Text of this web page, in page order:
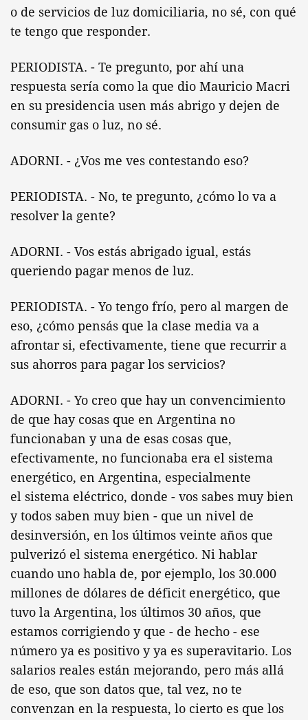
o de servicios de luz domiciliaria, no sé, con qué
te tengo que responder.
PERIODISTA. - Te pregunto, por ahí una
respuesta sería como la que dio Mauricio Macri
en su presidencia usen más abrigo y dejen de
consumir gas o luz, no sé.
ADORNI. - ¿Vos me ves contestando eso?
PERIODISTA. - No, te pregunto, ¿cómo lo va a
resolver la gente?
ADORNI. - Vos estás abrigado igual, estás
queriendo pagar menos de luz.
PERIODISTA. - Yo tengo frío, pero al margen de
eso, ¿cómo pensás que la clase media va a
afrontar si, efectivamente, tiene que recurrir a
sus ahorros para pagar los servicios?
ADORNI. - Yo creo que hay un convencimiento
de que hay cosas que en Argentina no
funcionaban y una de esas cosas que,
efectivamente, no funcionaba era el sistema
energético, en Argentina, especialmente
el sistema eléctrico, donde - vos sabes muy bien
y todos saben muy bien - que un nivel de
desinversión, en los últimos veinte años que
pulverizó el sistema energético. Ni hablar
cuando uno habla de, por ejemplo, los 30.000
millones de dólares de déficit energético, que
tuvo la Argentina, los últimos 30 años, que
estamos corrigiendo y que - de hecho - ese
número ya es positivo y ya es superavitario. Los
salarios reales están mejorando, pero más allá
de eso, que son datos que, tal vez, no te
convenzan en la respuesta, lo cierto es que los